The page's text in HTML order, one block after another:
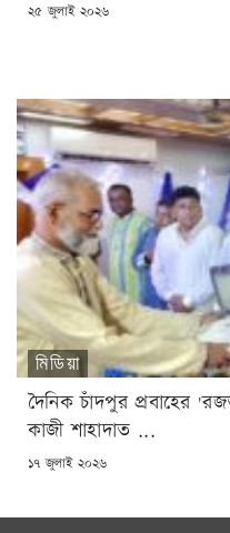
POSTED
২৫ জুলাই ২০২৬
মিডিয়া
দৈনিক চাঁদপুর প্রবাহের
কাজী শাহাদাত ...
POSTED
১৭ জুলাই ২০২৬